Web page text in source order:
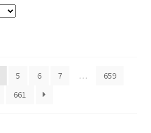
5 6 7 …
659
661